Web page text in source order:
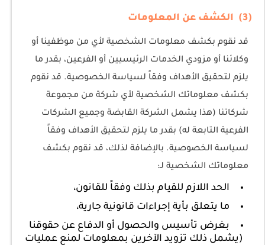
(3) الكشف عن المعلومات
قد نقوم بكشف معلومات الشخصية لأي من موظفينا أو
وكلائنا أو مزودي الخدمات الرئيسيين أو الفرعين، بقدر ما
يلزم لتحقيق الأهداف وفقاً لسياسة الخصوصية. قد نقوم
بكشف معلوماتك الشخصية لأي شركة من مجموعة
شركاتنا (هذا يشمل الشركة القابضة وجميع الشركات
الفرعية التابعة له) بقدر ما يلزم لتحقيق الأهداف وفقاً
لسياسة الخصوصية. بالإضافة لذلك، قد نقوم بكشف
معلوماتك الشخصية لـ:
الحد اللازم للقيام بذلك وفقاً للقانون،
ما يتعلق بأية إجراءات قانونية جارية،
بغرض تأسيس والحصول أو الدفاع عن حقوقنا
(يشمل ذلك تزويد الآخرين بمعلومات لمنع عمليات